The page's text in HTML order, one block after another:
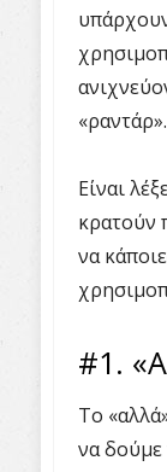
«ραντάρ».
Είναι
κρατούν
να
#1.
Το
να δούμε